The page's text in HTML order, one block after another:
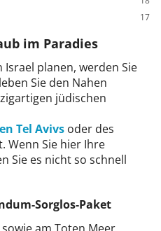
17
im Paradies
planen, werden Sie
Sie den Nahen
jüdischen
Tel Avivs oder des
Wenn Sie hier Ihre
Sie es nicht so schnell
Sorglos-Paket